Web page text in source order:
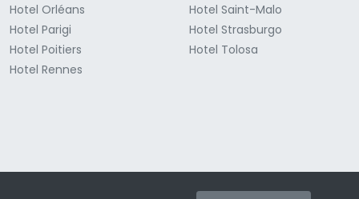
Hotel Orléans
Hotel Parigi
Hotel Poitiers
Hotel Rennes
Hotel Saint-Malo
Hotel Strasburgo
Hotel Tolosa